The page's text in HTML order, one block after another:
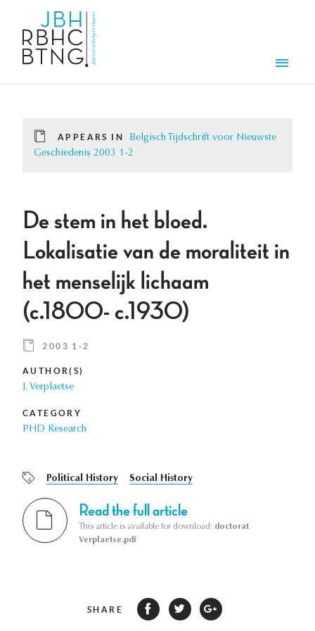
APPEARS IN
Belgisch Tijdschrift voor Nieuwste
Geschiedenis 2003 1-2
De stem in het bloed.
Lokalisatie van de moraliteit in
het menselijk lichaam
(c.1800- c.1930)
2003 1-2
AUTHOR(S)
J. Verplaetse
CATEGORY
PHD Research
Political History Social History
Read the full article
This article is available for download: doctorat
Verplaetse.pdf
SHARE